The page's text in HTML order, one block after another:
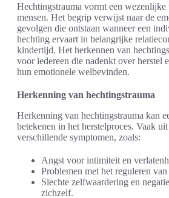
Hechtingstrauma vormt een
mensen. Het begrip verwijst naar de
gevolgen die ontstaan wanneer een
hechting ervaart in belangrijke
kindertijd. Het herkennen van
voor iedereen die nadenkt over herstel
hun emotionele welbevinden.
Herkenning van hechtingstrauma
Herkenning van hechtingstrauma kan
betekenen in het herstelproces. Vaak
verschillende symptomen, zoals:
Angst voor intimiteit en
Problemen met het reguleren van
Slechte zelfwaardering en
zichzelf.